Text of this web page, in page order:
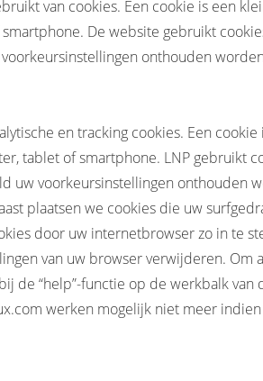
van cookies. Een cookie is een
De website gebruikt
onthouden
en tracking cookies. Een
tablet of smartphone. LNP gebruikt
uw voorkeursinstellingen onthouden
plaatsen we cookies die uw
door uw internetbrowser zo in te
van uw browser verwijderen.
“help”-functie op de werkbalk
werken mogelijk niet meer